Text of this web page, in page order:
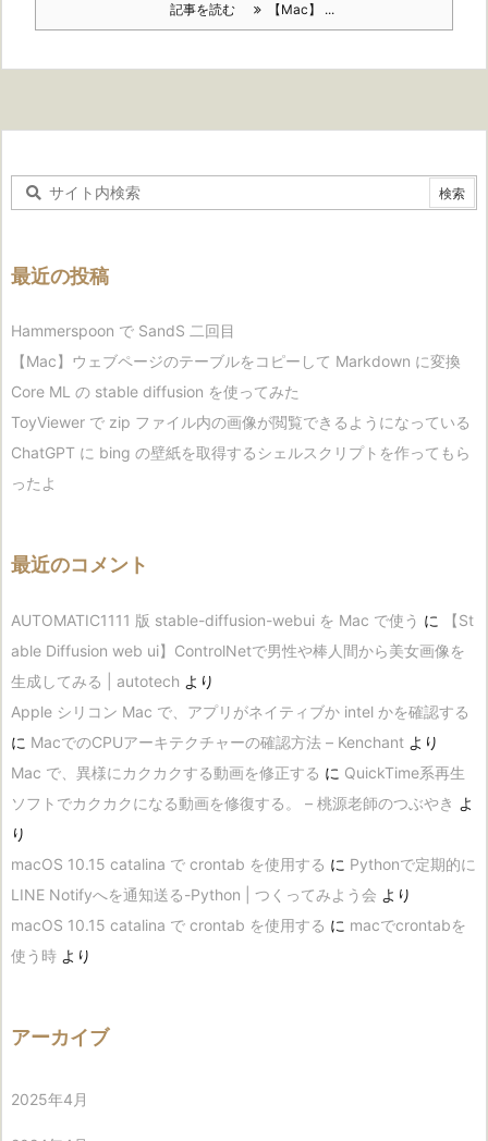
記事を読む 【Mac】 ...
最近の投稿
Hammerspoon で SandS 二回目
【Mac】ウェブページのテーブルをコピーして Markdown に変換
Core ML の stable diffusion を使ってみた
ToyViewer で zip ファイル内の画像が閲覧できるようになっている
ChatGPT に bing の壁紙を取得するシェルスクリプトを作ってもら
ったよ
最近のコメント
AUTOMATIC1111 版 stable-diffusion-webui を Mac で使う に
【St
able Diffusion web ui】ControlNetで男性や棒人間から美女画像を
生成してみる | autotech より
Apple シリコン Mac で、アプリがネイティブか intel かを確認する
に MacでのCPUアーキテクチャーの確認方法 – Kenchant より
Mac で、異様にカクカクする動画を修正する に QuickTime系再生
ソフトでカクカクになる動画を修復する。 – 桃源老師のつぶやき よ
り
macOS 10.15 catalina で crontab を使用する に Pythonで定期的に
LINE Notifyへを通知送る-Python | つくってみよう会 より
macOS 10.15 catalina で crontab を使用する に macでcrontabを
使う時 より
アーカイブ
2025年4月